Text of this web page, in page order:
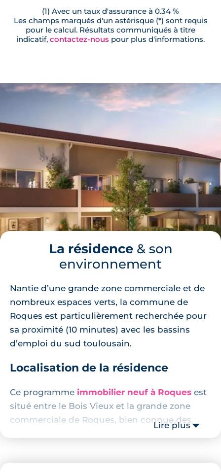
(1) Avec un taux d'assurance à 0.34 %
Les champs marqués d'un astérisque (*) sont requis
pour le calcul. Résultats communiqués à titre
indicatif, contactez-nous pour plus d'informations.
La résidence& son
environnement
Nantie d’une grande zone commerciale et de
nombreux espaces verts, la commune de
Roques est particulièrement recherchée pour
sa proximité (10 minutes) avec les bassins
d’emploi du sud toulousain.
Localisation de la résidence
Ce programme immobilier neuf à Roques est
situé entre le Bois Vieux et la grande zone
commerciale de Roques, bien connue des
toulousains. Le quartier profite d’un calme
citadine.
Lire plus